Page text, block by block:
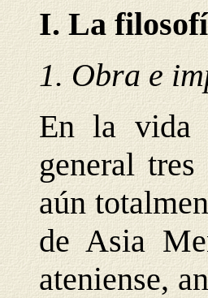
I. La
1. Obra e
En la vida
general
aún
de Asia
ateniense,